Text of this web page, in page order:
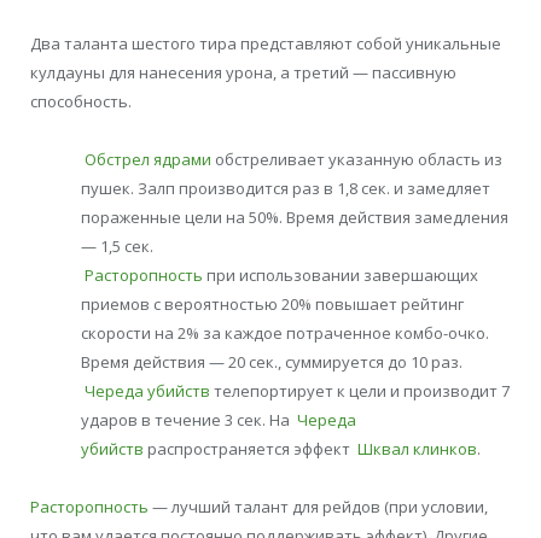
Два таланта шестого тира представляют собой уникальные
кулдауны для нанесения урона, а третий — пассивную
способность.
Обстрел ядрами обстреливает указанную область из
пушек. Залп производится раз в 1,8 сек. и замедляет
пораженные цели на 50%. Время действия замедления
— 1,5 сек.
Расторопность при использовании завершающих
приемов с вероятностью 20% повышает рейтинг
скорости на 2% за каждое потраченное комбо-очко.
Время действия — 20 сек., суммируется до 10 раз.
Череда убийств телепортирует к цели и производит 7
ударов в течение 3 сек. На Череда
убийств распространяется эффект Шквал клинков.
Расторопность — лучший талант для рейдов (при условии,